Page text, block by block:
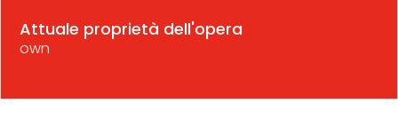
Attuale proprietà dell'opera
own